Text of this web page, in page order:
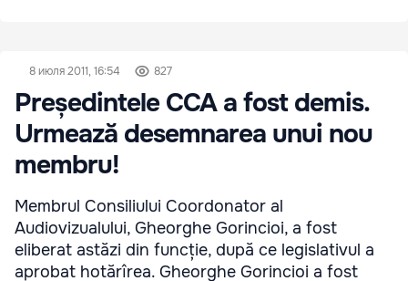
8 июля 2011, 16:54 827
Președintele CCA a fost demis.
Urmează desemnarea unui nou
membru!
Membrul Consiliului Coordonator al
Audiovizualului, Gheorghe Gorincioi, a fost
eliberat astăzi din funcție, după ce legislativul a
aprobat hotărîrea. Gheorghe Gorincioi a fost